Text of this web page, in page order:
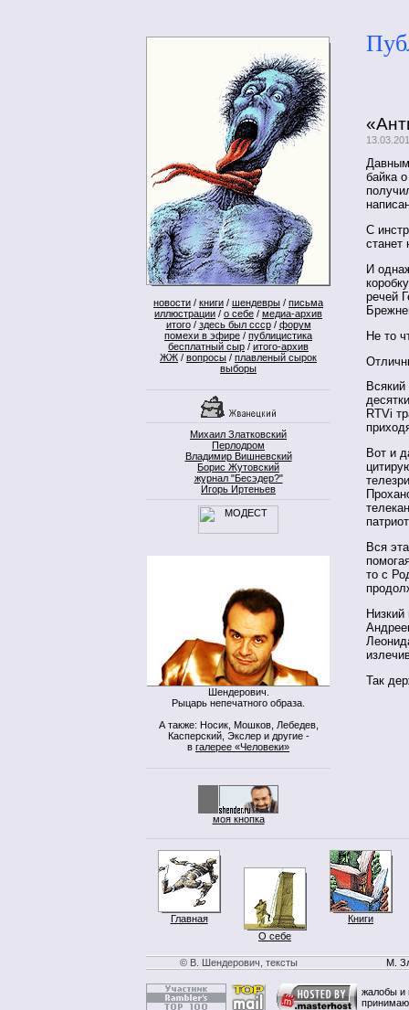
новости / книги / шендевры / письма
иллюстрации / о себе / медиа-архив
итого/ здесь был ссср/ форум
помехи в эфире / публицистика
бесплатный сыр / итого-архив
ЖЖ / вопросы / плавленый сырок
выборы
Михаил Златковский
Перлодром
Владимир Вишневский
Борис Жутовский
журнал "Бесэдер?"
Игорь Иртеньев
Шендерович.
Рыцарь непечатного образа.
А также: Носик, Мошков, Лебедев,
Касперский, Экслер и другие -
в галерее «Человеки»
моя кнопка
байка
С
станет
И
речей
Не то
RTVi
Вот и
Вся
то с
Так
Главная
О себе
Книги
© В. Шендерович, тексты М.
жалобы и